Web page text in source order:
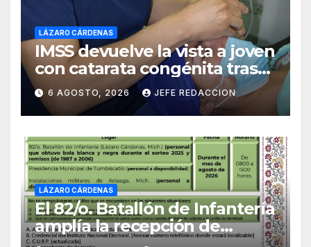
LÁZARO CÁRDENAS
IMSS devuelve la vista a joven
con catarata congénita tras
23 años de limitación visual
6 AGOSTO, 2026 JEFE REDACCION
LÁZARO CÁRDENAS
El 82/o. Batallón de Infantería
amplía la recepción de
documentos para obtener La